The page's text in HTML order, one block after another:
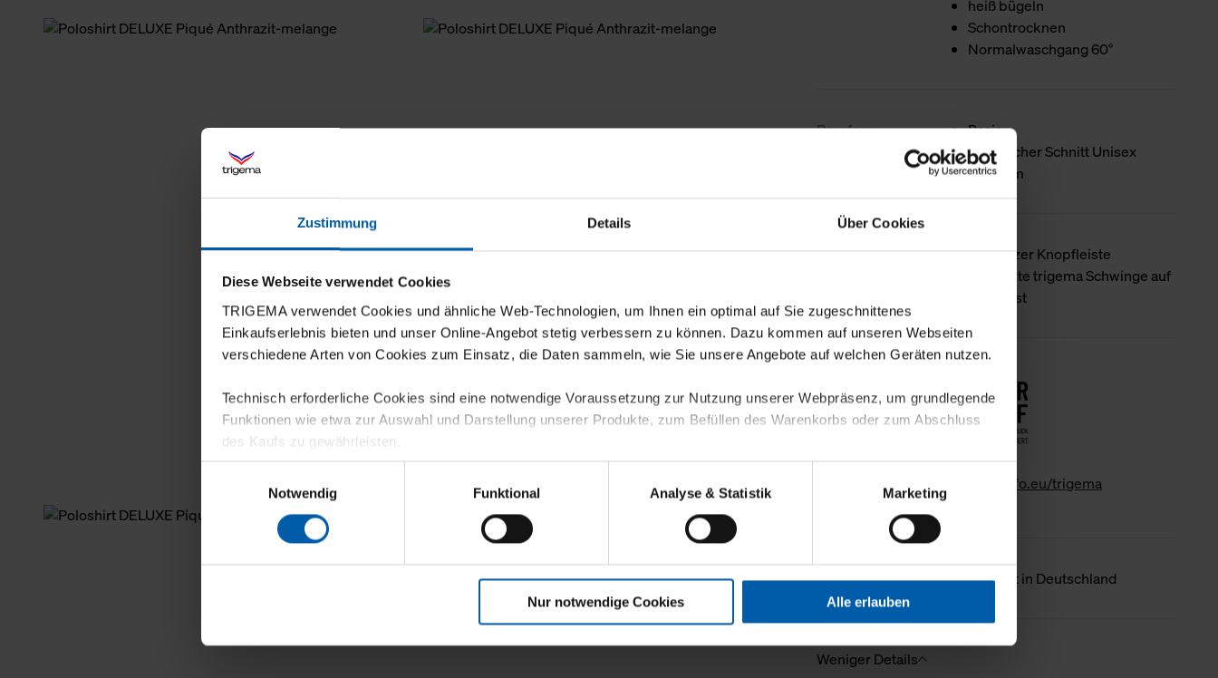
Zustimmung Details Über Cookies
Diese Webseite verwendet Cookies
TRIGEMA verwendet Cookies und ähnliche Web-Technologien, um Ihnen ein optimal auf Sie zugeschnittenes
Einkaufserlebnis bieten und unser Online-Angebot stetig verbessern zu können. Dazu kommen auf unseren Webseiten
verschiedene Arten von Cookies zum Einsatz, die Daten sammeln, wie Sie unsere Angebote auf welchen Geräten nutzen.
Technisch erforderliche Cookies sind eine notwendige Voraussetzung zur Nutzung unserer Webpräsenz, um grundlegende
Funktionen wie etwa zur Auswahl und Darstellung unserer Produkte, zum Befüllen des Warenkorbs oder zum Abschluss
des Kaufs zu gewährleisten.
Für die Darstellung personalisierter Angebote, Anzeigen und Inhalte aufgrund Ihres Nutzerverhaltens und Ihres Profils
sowie für Marketing-, Statistik- und Tracking-Zwecke zur Analyse und Optimierung unserer Webpräsenz speichern wir
personenbezogene Informationen. Diese übermitteln wir in anonymisierter Form an Dritte wie etwa unsere
Klicken Sie auf "Alle erlauben", damit wir alle Cookies und Web-Technologien für Ihr personalisiertes Einkaufserlebnis
verwenden dürfen. Über die jeweiligen Schaltflächen können Sie die Arten der Cookies selbst festlegen, die Sie erlauben
Notwendig
Funktional Analyse & Statistik Marketing
Nur notwendige Cookies Alle erlauben
heiß bügeln
Schontrocknen
Normalwaschgang 60°
Passform
Basic
Klassischer Schnitt Unisex
Halbarm
Produktdetails
Mit kurzer Knopfleiste
Gestickte trigema Schwinge auf
der Brust
www.gk-info.eu/trigema
Ursprungsland Hergestellt in Deutschland
Weniger Details